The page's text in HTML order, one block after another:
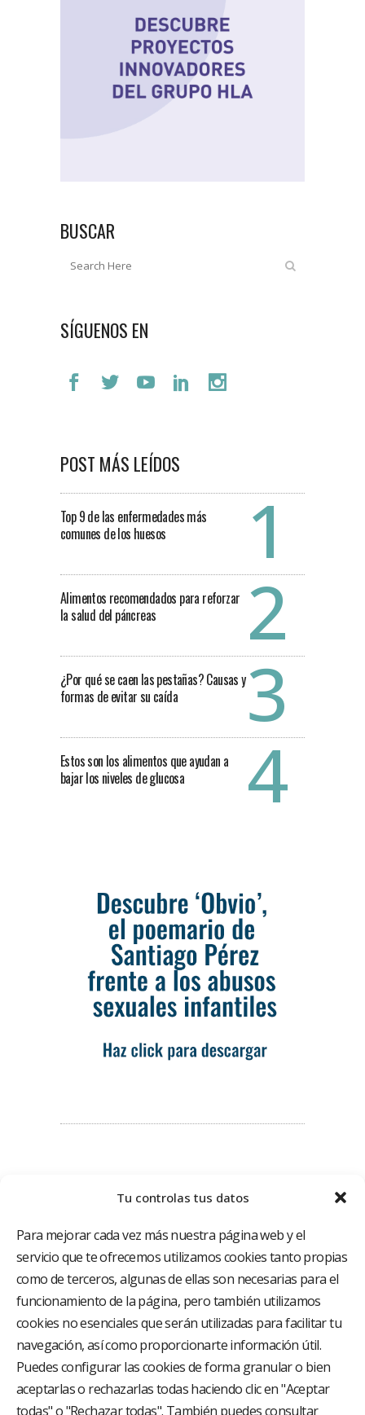
Tu controlas tus datos
Para mejorar cada vez más nuestra página web y el
servicio que te ofrecemos utilizamos cookies tanto propias
como de terceros, algunas de ellas son necesarias para el
funcionamiento de la página, pero también utilizamos
cookies no esenciales que serán utilizadas para facilitar tu
navegación, así como proporcionarte información útil.
Puedes configurar las cookies de forma granular o bien
aceptarlas o rechazarlas todas haciendo clic en "Aceptar
todas" o "Rechazar todas". También puedes consultar
BUSCAR
SÍGUENOS EN
POST MÁS LEÍDOS
Top 9 de las enfermedades más
comunes de los huesos
Alimentos recomendados para reforzar
la salud del páncreas
¿Por qué se caen las pestañas? Causas y
formas de evitar su caída
Estos son los alimentos que ayudan a
bajar los niveles de glucosa
El Grupo Hospitalario HLA es uno de los proveedores
hospitalarios con mayor presencia en España, creado
con el objetivo de proporcionar el acceso a una
asistencia sanitaria de alto nivel. Nuestra red asistencial
está compuesta por 18 hospitales y 37 centros médicos
multiespecialidad.